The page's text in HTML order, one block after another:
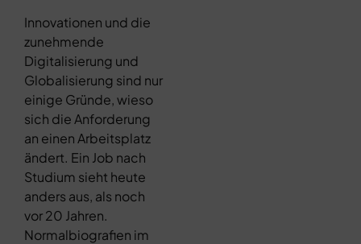
Innovationen und die
zunehmende
Digitalisierung und
Globalisierung sind nur
einige Gründe, wieso
sich die Anforderung
an einen Arbeitsplatz
ändert. Ein Job nach
Studium sieht heute
anders aus, als noch
vor 20 Jahren.
Normalbiografien im